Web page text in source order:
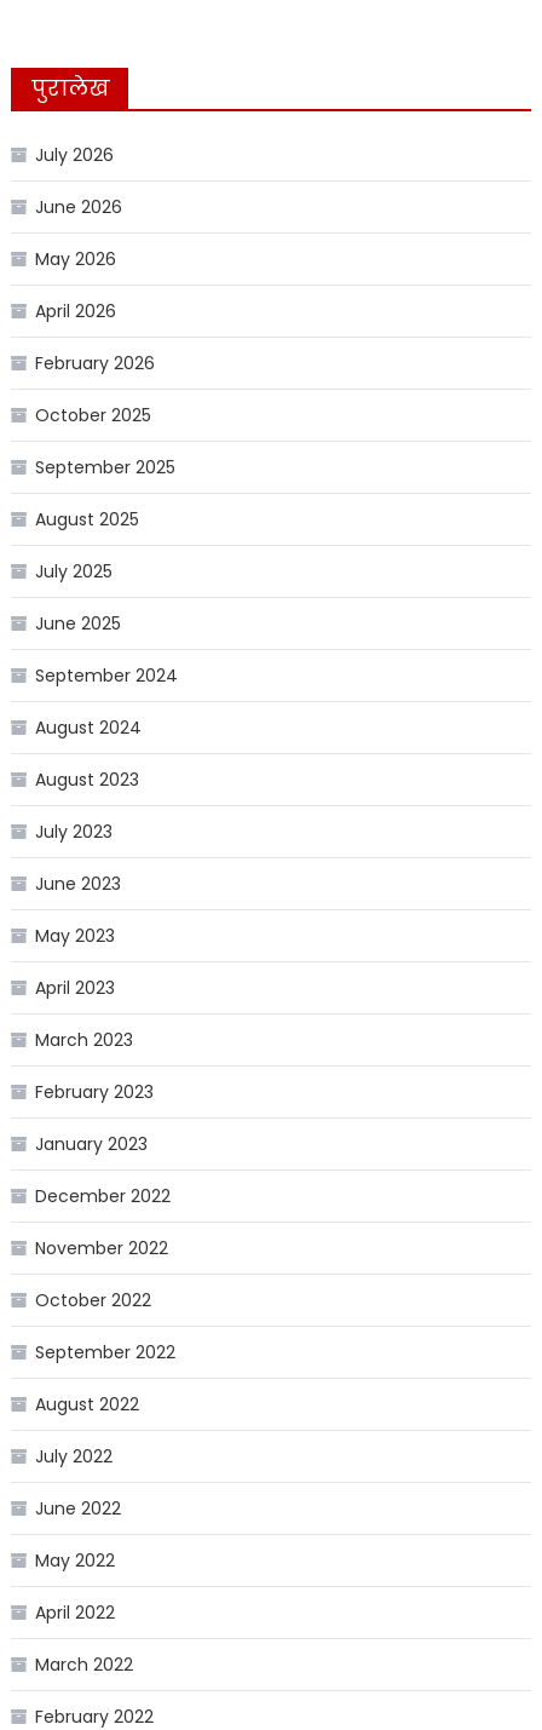
पुरालेख
July 2026
June 2026
May 2026
April 2026
February 2026
October 2025
September 2025
August 2025
July 2025
June 2025
September 2024
August 2024
August 2023
July 2023
June 2023
May 2023
April 2023
March 2023
February 2023
January 2023
December 2022
November 2022
October 2022
September 2022
August 2022
July 2022
June 2022
May 2022
April 2022
March 2022
February 2022